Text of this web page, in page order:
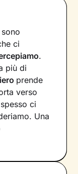
ci
.
più di
prende
verso
ci
Una
porti a una